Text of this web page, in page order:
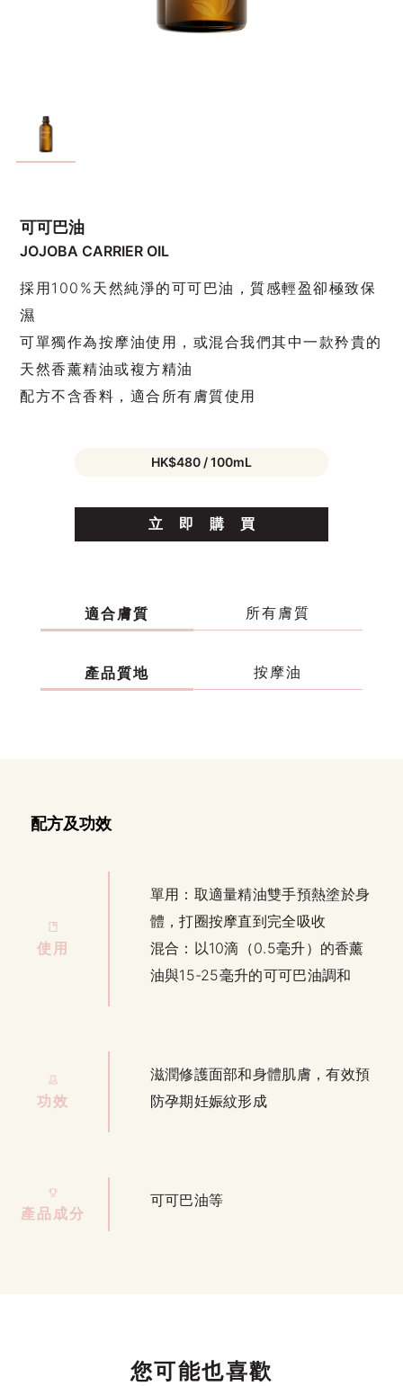
可可巴油
JOJOBA CARRIER OIL
採用100%天然純淨的可可巴油，質感輕盈卻極致保
濕
可單獨作為按摩油使用，或混合我們其中一款矜貴的
天然香薰精油或複方精油
配方不含香料，適合所有膚質使用
HK$480 / 100mL
立 即 購 買
適合膚質 所有膚質
產品質地 按摩油
配方及功效
使用
單用：取適量精油雙手預熱塗於身
體，打圈按摩直到完全吸收
混合：以10滴（0.5毫升）的香薰
油與15-25毫升的可可巴油調和
功效
滋潤修護面部和身體肌膚，有效預
防孕期妊娠紋形成
產品成分
可可巴油等
您可能也喜歡